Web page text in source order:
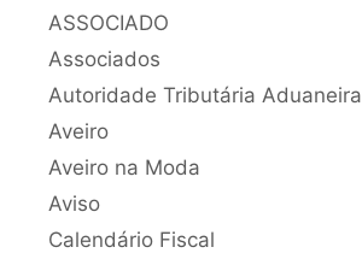
ASSOCIADO
Associados
Autoridade Tributária Aduaneira
Aveiro
Aveiro na Moda
Aviso
Calendário Fiscal